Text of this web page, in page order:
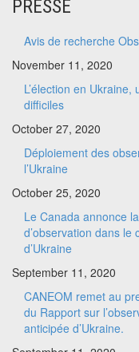
PRESSE
Avis de recherche
November 11, 2020
L’élection en
difficiles
October 27, 2020
Déploiement des
l’Ukraine
October 25, 2020
Le Canada annonce
d’observation dans le
d’Ukraine
September 11, 2020
CANEOM remet au
du Rapport sur
anticipée d’Ukraine.